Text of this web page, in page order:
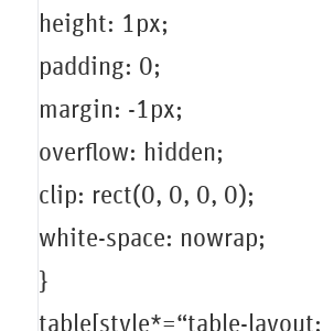
height: 1px;
padding: 0;
margin: -1px;
overflow: hidden;
clip: rect(0, 0, 0, 0);
white-space: nowrap;
}
table[style*=“table-